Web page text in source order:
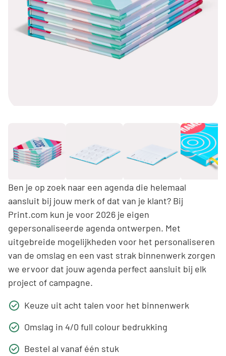
Ben je op zoek naar een agenda die helemaal
aansluit bij jouw merk of dat van je klant? Bij
Print.com kun je voor 2026 je eigen
gepersonaliseerde agenda ontwerpen. Met
uitgebreide mogelijkheden voor het personaliseren
van de omslag en een vast strak binnenwerk zorgen
we ervoor dat jouw agenda perfect aansluit bij elk
project of campagne.
Keuze uit acht talen voor het binnenwerk
Omslag in 4/0 full colour bedrukking
Bestel al vanaf één stuk